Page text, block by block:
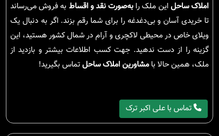
املاک ساحل این ملک را به‌صورت نقد و اقساط به فروش می‌رساند
تا خریدی آسان و بی‌دغدغه را برای شما رقم بزند. اگر به دنبال یک
ویلای خاص در محیطی لاکچری و آرام در شمال کشور هستید، این
گزینه را از دست ندهید. جهت کسب اطلاعات بیشتر و بازدید از
ملک، همین حالا با مشاورین املاک ساحلتماس بگیرید!
تماس با علی اکبر ترک